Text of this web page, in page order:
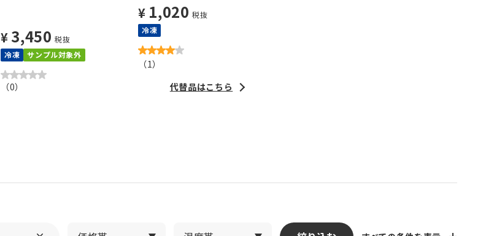
¥ 3,450 税抜
冷凍
サンプル対象外
（0）
¥ 1,020 税抜
冷凍
（1）
代替品はこちら